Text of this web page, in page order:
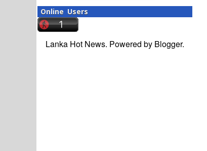
Online Users
Lanka Hot News. Powered by Blogger.